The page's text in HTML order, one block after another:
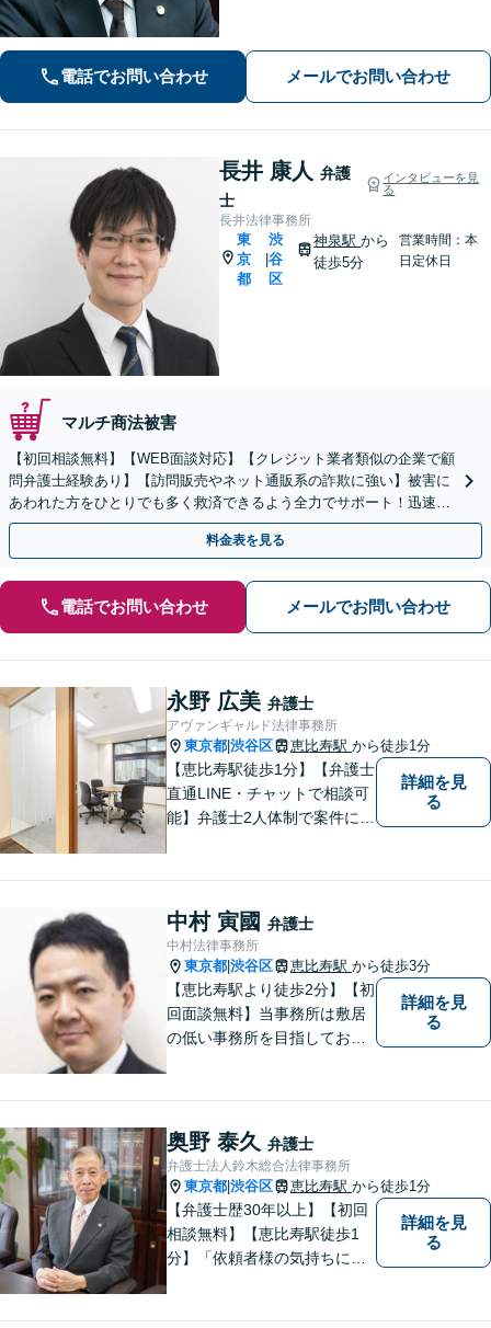
寄り添い最適な解決を目指します。
【初回相談可能】【WEB面談可能】
電話でお問い合わせ メールでお問い合わせ
長井 康人 弁護
士
インタビューを見
る
長井法律事務所
東
京
都
渋
谷
区
神泉駅から
徒歩5分
営業時間：本
日定休日
マルチ商法被害
【初回相談無料】【WEB面談対応】【クレジット業者類似の企業で顧
問弁護士経験あり】【訪問販売やネット通販系の詐欺に強い】被害に
あわれた方をひとりでも多く救済できるよう全力でサポート！迅速な
対応で返還請求をおこないます【休日・夜間相談可】
料金表を見る
電話でお問い合わせ メールでお問い合わせ
永野 広美 弁護士
アヴァンギャルド法律事務所
東京都 渋谷区 恵比寿駅 から徒歩1分
【恵比寿駅徒歩1分】【弁護士
直通LINE・チャットで相談可
能】弁護士2人体制で案件に取
最適な解決策を提案【年中無
休・早朝夜間対応可能（要予
約）】
詳細を見
る
中村 寅國 弁護士
中村法律事務所
東京都 渋谷区 恵比寿駅 から徒歩3分
【恵比寿駅より徒歩2分】【初
回面談無料】当事務所は敷居
の低い事務所を目指しており
【当日／夜間／休日対応可
能】一人で悩まず一緒に問題
を解決しましょう。お気軽に
ご相談下さい。
詳細を見
る
奥野 泰久 弁護士
弁護士法人鈴木総合法律事務所
東京都 渋谷区 恵比寿駅 から徒歩1分
【弁護士歴30年以上】【初回
相談無料】【恵比寿駅徒歩1
分】「依頼者様の気持ちにな
詳細を見
る